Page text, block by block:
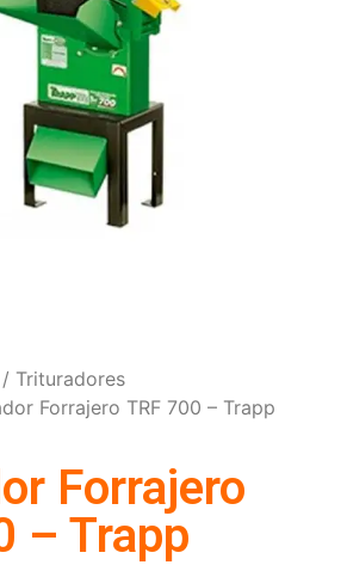
/ Trituradores
Forrajero TRF 700 – Trapp
Forrajero
– Trapp